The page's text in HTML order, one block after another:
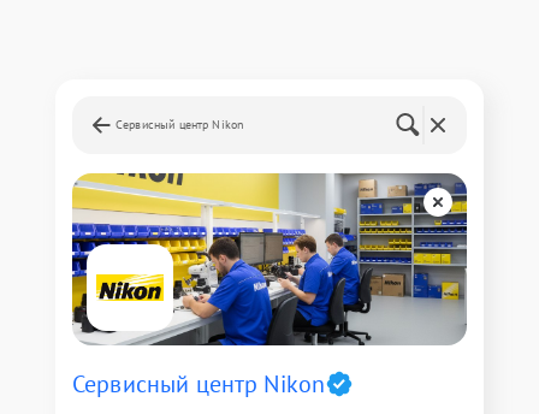
Сервисный центр Nikon
Сервисный центр Nikon